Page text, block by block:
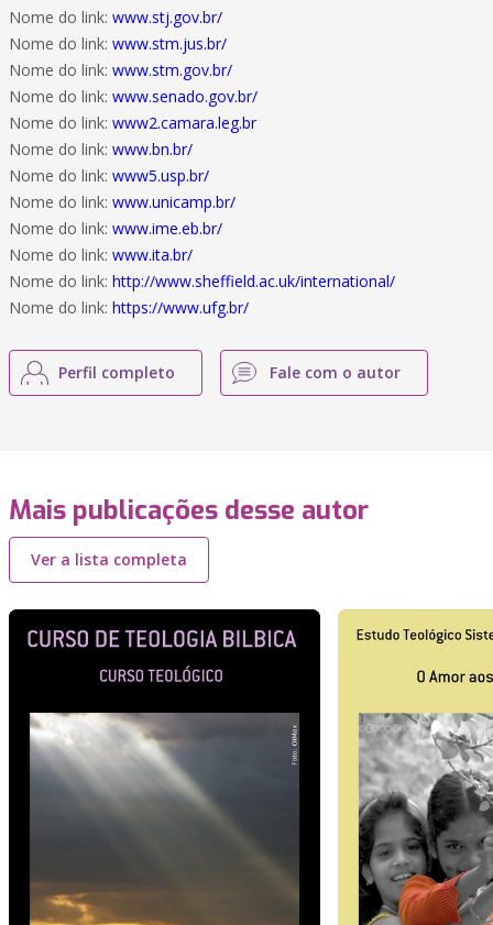
Nome do link: www.stj.gov.br/
Nome do link: www.stm.jus.br/
Nome do link: www.stm.gov.br/
Nome do link: www.senado.gov.br/
Nome do link: www2.camara.leg.br
Nome do link: www.bn.br/
Nome do link: www5.usp.br/
Nome do link: www.unicamp.br/
Nome do link: www.ime.eb.br/‎
Nome do link: www.ita.br/
Nome do link: http://www.sheffield.ac.uk/international/
Nome do link: https://www.ufg.br/
Perfil completo Fale com o autor
Mais publicações desse autor
Ver a lista completa